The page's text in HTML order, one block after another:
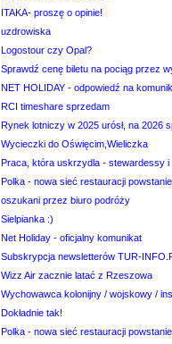
ITAKA- proszę o opinie!
uzdrowiska
Logostour czy Opal?
Sprawdź cenę biletu na pociąg przez
NET HOLIDAY - odpowiedź na
RCI timeshare sprzedam
Rynek lotniczy w 2025 urósł, na 2026
Wycieczki do Oświęcim,Wieliczka
Praca, która uskrzydla - stewardessy i
Polka - nowa sieć restauracji
oszukani przez biuro podróży
Sielpianka :)
Net Holiday - oficjalny komunikat
Subskrypcja newsletterów TUR-
Wizz Air zacznie latać z Rzeszowa
Wychowawca kolonijny / wojskowy /
Dokładnie tak!
Polka - nowa sieć restauracji